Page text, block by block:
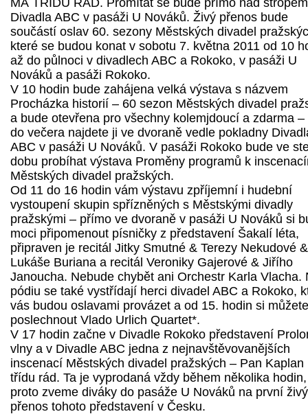
Divadla ABC v pasáži U Nováků. Živý přenos bude
součástí oslav 60. sezony Městských divadel
které se budou konat v sobotu 7. května 2011 od 10
až do půlnoci v divadlech ABC a Rokoko, v pasáži U
Nováků a pasáži Rokoko.
V 10 hodin bude zahájena velká výstava s názvem
Procházka historií – 60 sezon Městských divadel
a bude otevřena pro všechny kolemjdoucí a zdarma –
do večera najdete ji ve dvoraně vedle pokladny
ABC v pasáži U Nováků. V pasáži Rokoko bude ve
dobu probíhat výstava Proměny programů k
Městských divadel pražských.
Od 11 do 16 hodin vám výstavu zpříjemní i hudební
vystoupení skupin spřízněných s Městskými divadly
pražskými – přímo ve dvoraně v pasáži U Nováků si
moci připomenout písničky z představení Šakalí léta,
připraven je recitál Jitky Smutné & Terezy Nekudové &
Lukáše Buriana a recitál Veroniky Gajerové & Jiřího
Janoucha. Nebude chybět ani Orchestr Karla Vlacha.
pódiu se také vystřídají herci divadel ABC a Rokoko,
vás budou oslavami provázet a od 15. hodin si můžete
poslechnout Vlado Urlich Quartet*.
V 17 hodin začne v Divadle Rokoko představení
vlny a v Divadle ABC jedna z nejnavštěvovanějších
inscenací Městských divadel pražských – Pan Kaplan
třídu rád. Ta je vyprodaná vždy během několika
proto zveme diváky do pasáže U Nováků na první živý
přenos tohoto představení v Česku.